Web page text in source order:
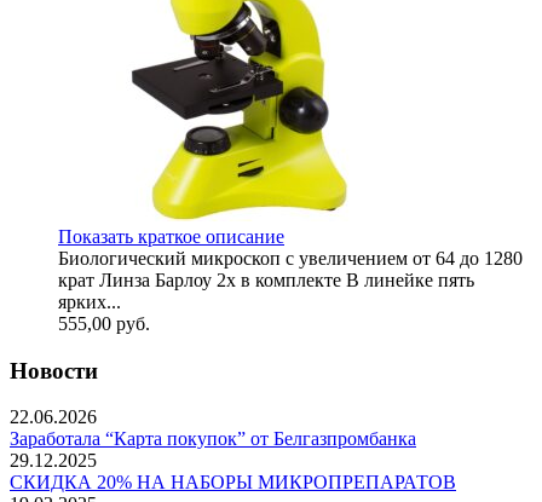
Показать краткое описание
Биологический микроскоп с увеличением от 64 до 1280
крат Линза Барлоу 2x в комплекте В линейке пять
ярких...
555,00 руб.
Новости
22.06.2026
Заработала “Карта покупок” от Белгазпромбанка
29.12.2025
СКИДКА 20% НА НАБОРЫ МИКРОПРЕПАРАТОВ